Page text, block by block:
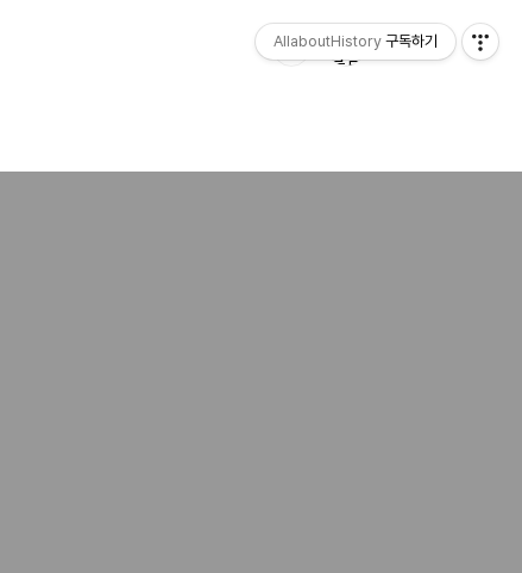
AllaboutHistory 구독하기